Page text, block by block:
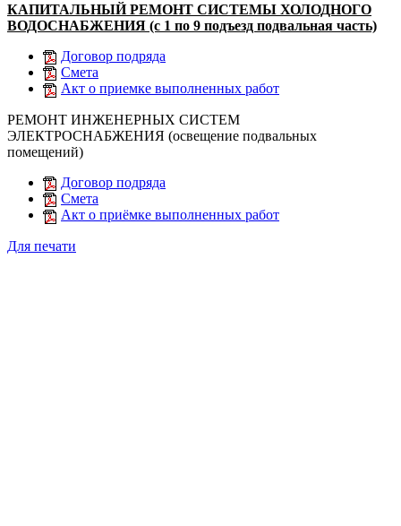
КАПИТАЛЬНЫЙ РЕМОНТ СИСТЕМЫ ХОЛОДНОГО
ВОДОСНАБЖЕНИЯ (с 1 по 9 подъезд подвальная часть)
Договор подряда
Смета
Акт о приемке выполненных работ
РЕМОНТ ИНЖЕНЕРНЫХ СИСТЕМ
ЭЛЕКТРОСНАБЖЕНИЯ (освещение подвальных
помещений)
Договор подряда
Смета
Акт о приёмке выполненных работ
Для печати